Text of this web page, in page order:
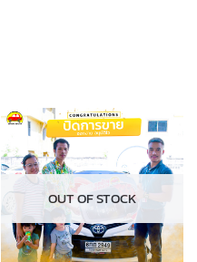
OUT OF STOCK